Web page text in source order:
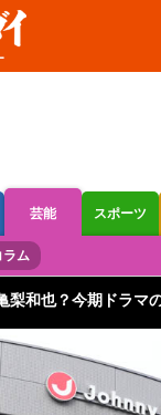
芸能 スポーツ
オートレース
ラム
梨和也？今期ドラマ